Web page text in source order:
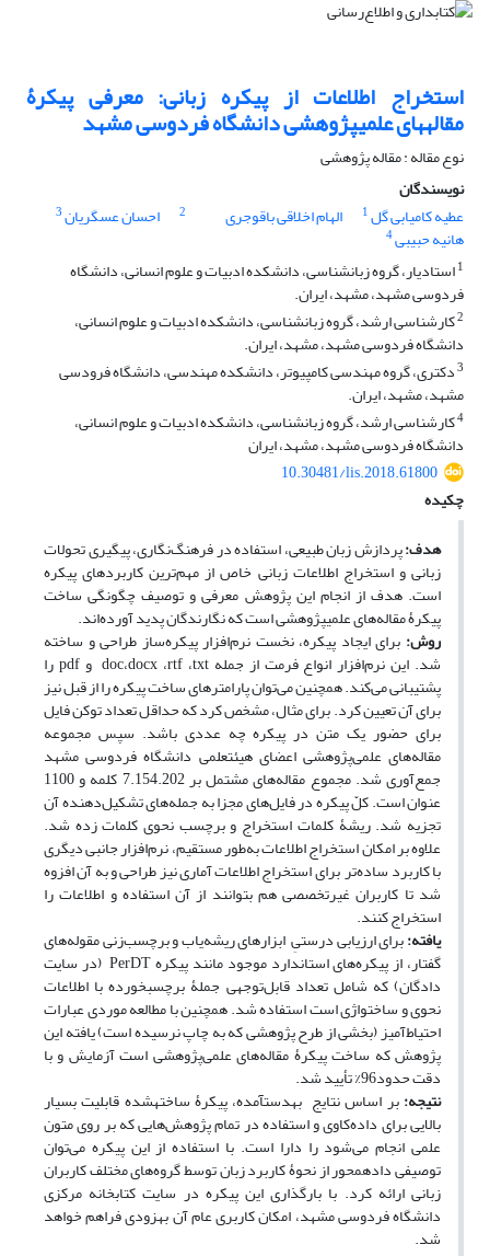
استخراج اطلاعات از پیکره زبانی: معرفی پیکرۀ
مقاله‎های علمی‎‎پژوهشی دانشگاه فردوسی مشهد
نوع مقاله : مقاله پژوهشی
نویسندگان
عطیه کامیابی گل1 الهام اخلاقی باقوجری 2 احسان عسگریان3
هانیه حبیبی4
1استادیار، گروه زبانشناسی، دانشکده ادبیات و علوم انسانی، دانشگاه
فردوسی مشهد، مشهد، ایران.
2کارشناسی ارشد، گروه زبانشناسی، دانشکده ادبیات و علوم انسانی،
دانشگاه فردوسی مشهد، مشهد، ایران.
3دکتری، گروه مهندسی کامپیوتر، دانشکده مهندسی، دانشگاه فرودسی
مشهد، مشهد، ایران.
4کارشناسی ارشد، گروه زبانشناسی، دانشکده ادبیات و علوم انسانی،
دانشگاه فردوسی مشهد، مشهد، ایران
10.30481/lis.2018.61800
چکیده
هدف:پردازش زبان طبیعی، استفاده در فرهنگ‌نگاری، پیگیری تحولات
زبانی و استخراج اطلاعات زبانی خاص از مهم‌ترین کاربردهای پیکره
است. هدف از انجام این پژوهش معرفی و توصیف چگونگی ساخت
پیکرۀ مقاله‌های علمی‎پژوهشی است که نگارندگان پدید آورده‌اند.
روش: برای ایجاد پیکره، نخست نرم‌افزار پیکره‌ساز طراحی و ساخته
شد. این نرم‌افزار انواع فرمت از جمله doc،docx ،rtf ،txt و pdf را
پشتیبانی می‌کند. همچنین می‌توان پارامترهای ساخت پیکره را از قبل نیز
برای آن تعیین کرد. برای مثال، مشخص کرد که حداقل تعداد توکن فایل
برای حضور یک متن در پیکره چه عددی باشد. سپس مجموعه
مقاله‌های علمی‌پژوهشی اعضای هیئت‎علمی دانشگاه فردوسی مشهد
جمع‌آوری شد. مجموع مقاله‌های مشتمل بر 7.154.202 کلمه و 1100
عنوان است. کلّ پیکره در فایل‌های مجزا به جمله‌های تشکیل‌دهنده آن
تجزیه شد. ریشۀ کلمات استخراج و برچسب نحوی کلمات زده شد.
علاوه ‌بر امکان استخراج اطلاعات به‌طور مستقیم، نرم‌افزار جانبی دیگری
با کاربرد ساده‌تر برای استخراج اطلاعات آماری نیز طراحی و به آن افزوه
شد تا کاربران غیرتخصصی هم بتوانند از آن استفاده و اطلاعات را
استخراج کنند.
یافته:برای ارزیابی درستیِ ابزارهای ریشه‌یاب و برچسب‌زنی مقوله‌های
گفتار، از پیکره‌های استاندارد موجود مانند پیکره PerDT (در سایت
دادگان) که شامل تعداد قابل‌توجهی جملۀ برچسب‎خورده با اطلاعات
نحوی و ساخت‎واژی است استفاده شد. همچنین با مطالعه موردی عبارات
احتیاط‌آمیز (بخشی از طرح پژوهشی که به چاپ نرسیده است) یافته‌ این
پژوهش که ساخت پیکرۀ مقاله‌های علمی‌پژوهشی است آزمایش و با
دقت حدود96% تأیید شد.
نتیجه: بر اساس نتایج به‎دست‎آمده، پیکرۀ ساخته‎شده قابلیت بسیار
بالایی برای داده‌کاوی و استفاده در تمام پژوهش‌هایی که بر روی متون
علمی انجام می‌شود را دارا است. با استفاده از این پیکره می‌توان
توصیفی داده‎محور از نحوۀ کاربرد زبان توسط گروه‌های مختلف کاربران
زبانی ارائه کرد. با بارگذاری این پیکره در سایت کتابخانه مرکزی
دانشگاه فردوسی مشهد، امکان کاربری عام آن به‎زودی فراهم خواهد
شد.